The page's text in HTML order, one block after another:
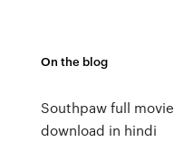
On the blog
Southpaw full movie
download in hindi